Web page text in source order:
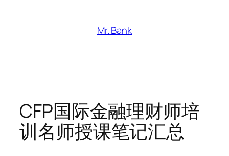
Mr. Bank
CFP国际金融理财师培
训名师授课笔记汇总